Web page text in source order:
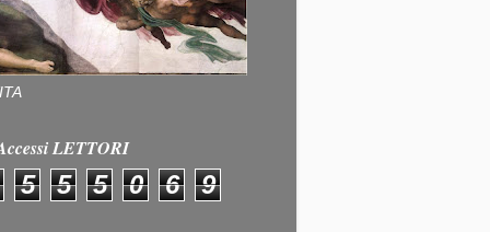
LETTORI
5 5 5 0 6 9